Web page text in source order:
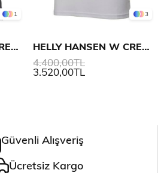
1
HELLY HANSEN W CREW PIQUE 2 POLO
3
HELLY HANSEN W CREW TECH POLO
3.520,00TL
4.400,00TL
Güvenli Alışveriş
Ücretsiz Kargo